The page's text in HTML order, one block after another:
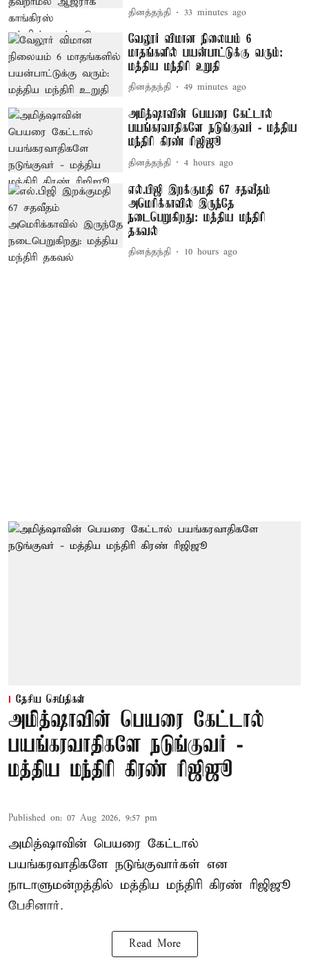
தினத்தந்தி 33 minutes ago
வேலூர் விமான நிலையம் 6
மாதங்களில் பயன்பாட்டுக்கு வரும்:
மத்திய மந்திரி உறுதி
தினத்தந்தி 49 minutes ago
அமித்ஷாவின் பெயரை கேட்டால்
பயங்கரவாதிகளே நடுங்குவர் - மத்திய
மந்திரி கிரண் ரிஜிஜூ
தினத்தந்தி 4 hours ago
எல்.பிஜி இறக்குமதி 67 சதவீதம்
அமெரிக்காவில் இருந்தே
நடைபெறுகிறது: மத்திய மந்திரி
தகவல்
தினத்தந்தி 10 hours ago
தேசிய செய்திகள்
அமித்ஷாவின் பெயரை கேட்டால்
பயங்கரவாதிகளே நடுங்குவர் -
மத்திய மந்திரி கிரண் ரிஜிஜூ
Published on: 07 Aug 2026, 9:57 pm
அமித்ஷாவின் பெயரை கேட்டால்
பயங்கரவாதிகளே நடுங்குவார்கள் என
நாடாளுமன்றத்தில் மத்திய மந்திரி கிரண் ரிஜிஜூ
பேசினார்.
Read More